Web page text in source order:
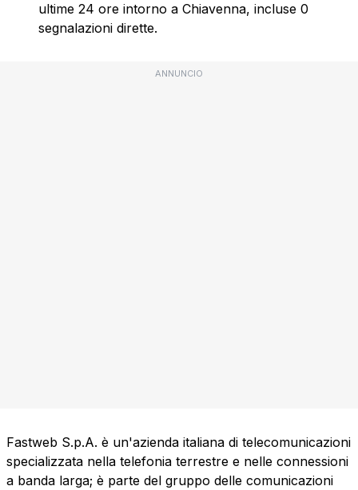
ultime 24 ore intorno a Chiavenna, incluse 0
segnalazioni dirette.
ANNUNCIO
Fastweb S.p.A. è un'azienda italiana di telecomunicazioni
specializzata nella telefonia terrestre e nelle connessioni
a banda larga; è parte del gruppo delle comunicazioni